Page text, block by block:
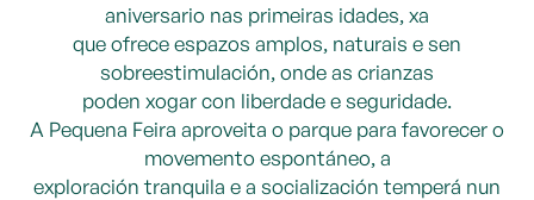
aniversario nas primeiras idades, xa
que ofrece espazos amplos, naturais e sen
sobreestimulación, onde as crianzas
poden xogar con liberdade e seguridade.
A Pequena Feira aproveita o parque para favorecer o
movemento espontáneo, a
exploración tranquila e a socialización temperá nun